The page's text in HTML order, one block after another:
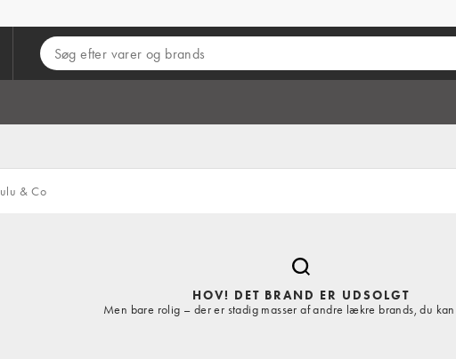
& Co
HOV! DET BRAND ER UDSOLGT
Men bare rolig – der er stadig masser af andre lækre brands, du